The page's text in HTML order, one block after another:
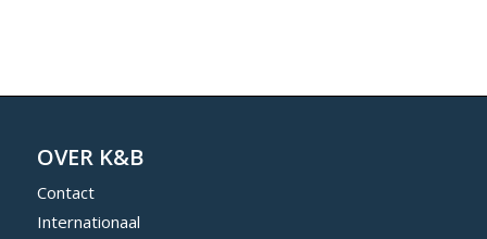
OVER K&B
Contact
Internationaal